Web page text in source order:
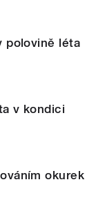
polovině léta
v kondici
okurek